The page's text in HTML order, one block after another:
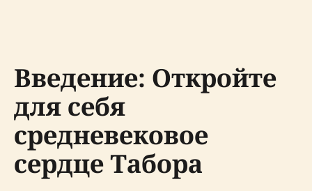
Введение: Откройте
для себя
средневековое
сердце Табора